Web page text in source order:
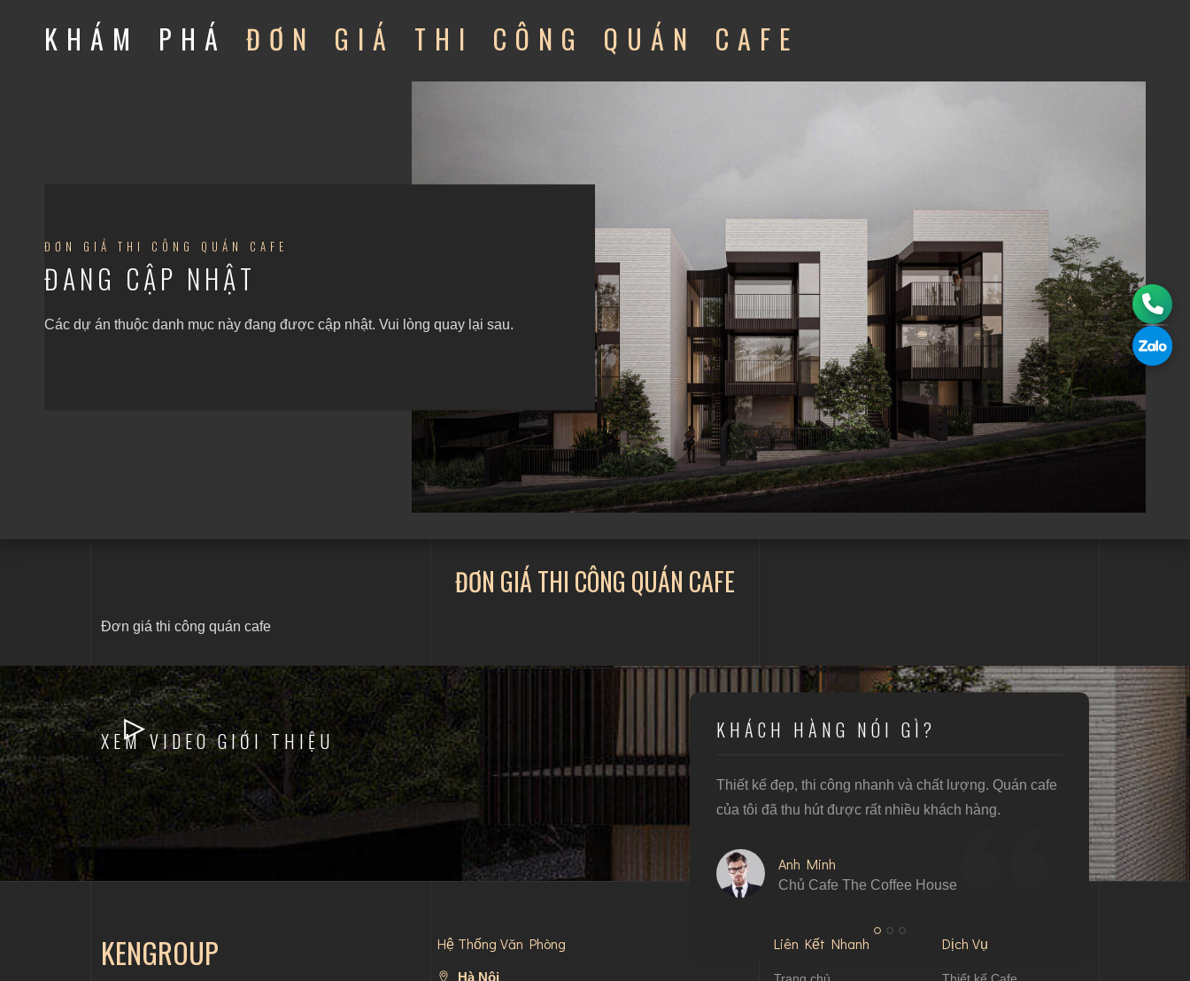
KHÁM PHÁ ĐƠN GIÁ THI CÔNG QUÁN CAFE
ĐƠN GIÁ THI CÔNG QUÁN CAFE
ĐANG CẬP NHẬT
Các dự án thuộc danh mục này đang được cập nhật. Vui lòng quay lại sau.
ĐƠN GIÁ THI CÔNG QUÁN CAFE
Đơn giá thi công quán cafe
XEM VIDEO GIỚI THIỆU KHÁCH HÀNG NÓI GÌ?
Thiết kế đẹp, thi công nhanh và chất lượng. Quán cafe
của tôi đã thu hút được rất nhiều khách hàng.
Anh Minh
Chủ Cafe The Coffee House
Rất hài lòng
cafe được tối
Chị
Chủ
KENGROUP Hệ Thống Văn Phòng
Hà Nội
Liên Kết Nhanh Dịch Vụ